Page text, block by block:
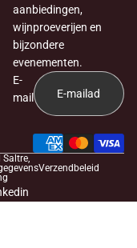
aanbiedingen,
wijnproeverijen en
bijzondere
evenementen.
E-
mail
Saltre,
Verzendbeleid